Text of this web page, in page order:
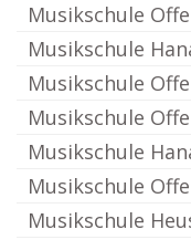
Musikschule
Musikschule
Musikschule
Musikschule
Musikschule
Musikschule
Musikschule